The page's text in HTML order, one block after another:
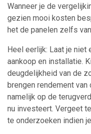
Wanneer je de
gezien mooi kosten
het de panelen zelfs
Heel eerlijk: Laat je
aankoop en installatie.
deugdelijkheid van de
brengen rendement
namelijk op de
nu investeert. Vergeet
te onderzoeken indien